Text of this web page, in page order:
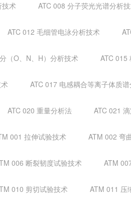
技术 ATC 008 分子荧光光谱分析
ATC 012 毛细管电泳分析技术
（O、N、H）分析技术 ATC 015
ATC 017 电感耦合等离子体质
ATC 020 重量分析法 ATC 021
001 拉伸试验技术 ATM 002 弯
006 断裂韧度试验技术 ATM
010 剪切试验技术 ATM 011 压